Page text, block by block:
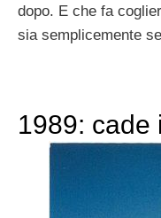
dopo. E che fa
sia semplicemente
1989: cade